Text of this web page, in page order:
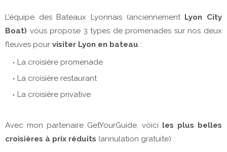
L’équipe des Bateaux Lyonnais (anciennement Lyon City
Boat) vous propose 3 types de promenades sur nos deux
fleuves pour visiter Lyon en bateau :
La croisière promenade
La croisière restaurant
La croisière privative
Avec mon partenaire GetYourGuide, voici les plus belles
croisières à prix réduits (annulation gratuite) :